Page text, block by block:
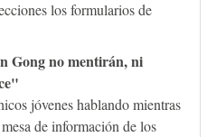
los formularios de
Gong no mentirán, ni
jóvenes hablando mientras
de información de los